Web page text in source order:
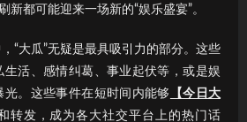
新都可能迎来一场新的“娱乐盛宴”。
“大瓜”无疑是最具吸引力的部分。这些
生活、感情纠葛、事业起伏等，或是娱
光。这些事件在短时间内能够
【今日大
转发，成为各大社交平台上的热门话